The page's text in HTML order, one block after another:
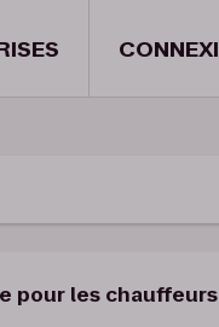
pour les chauffeurs